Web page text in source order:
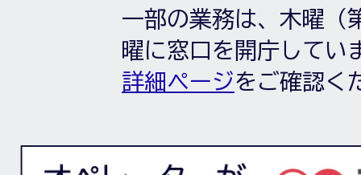
一部の業務は、木曜（
曜に窓口を開庁してい
詳細ページをご確認く